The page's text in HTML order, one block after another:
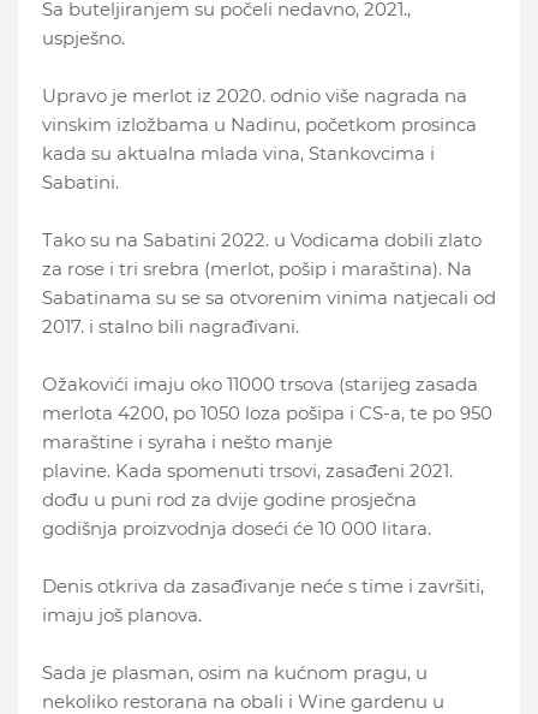
Sa buteljiranjem su počeli nedavno, 2021.,
uspješno.
Upravo je merlot iz 2020. odnio više nagrada na
vinskim izložbama u Nadinu, početkom prosinca
kada su aktualna mlada vina, Stankovcima i
Sabatini.
Tako su na Sabatini 2022. u Vodicama dobili zlato
za rose i tri srebra (merlot, pošip i maraština). Na
Sabatinama su se sa otvorenim vinima natjecali od
2017. i stalno bili nagrađivani.
Ožakovići imaju oko 11000 trsova (starijeg zasada
merlota 4200, po 1050 loza pošipa i CS-a, te po 950
maraštine i syraha i nešto manje
plavine. Kada spomenuti trsovi, zasađeni 2021.
dođu u puni rod za dvije godine prosječna
godišnja proizvodnja doseći će 10 000 litara.
Denis otkriva da zasađivanje neće s time i završiti,
imaju još planova.
Sada je plasman, osim na kućnom pragu, u
nekoliko restorana na obali i Wine gardenu u